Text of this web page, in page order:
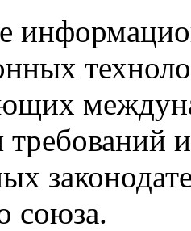
требований
союза.